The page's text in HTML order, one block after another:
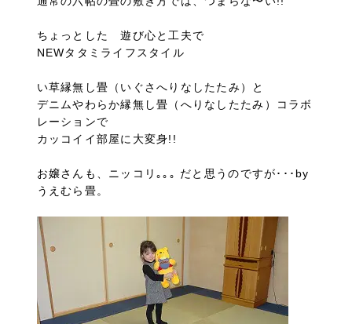
ちょっとした 遊び心と工夫で
NEWタタミライフスタイル
い草縁無し畳（いぐさへりなしたたみ）と
デニムやわらか縁無し畳（へりなしたたみ）コラボ
レーションで
カッコイイ部屋に大変身!!
お嬢さんも、ニッコリ｡｡｡ だと思うのですが･･･by
うえむら畳。